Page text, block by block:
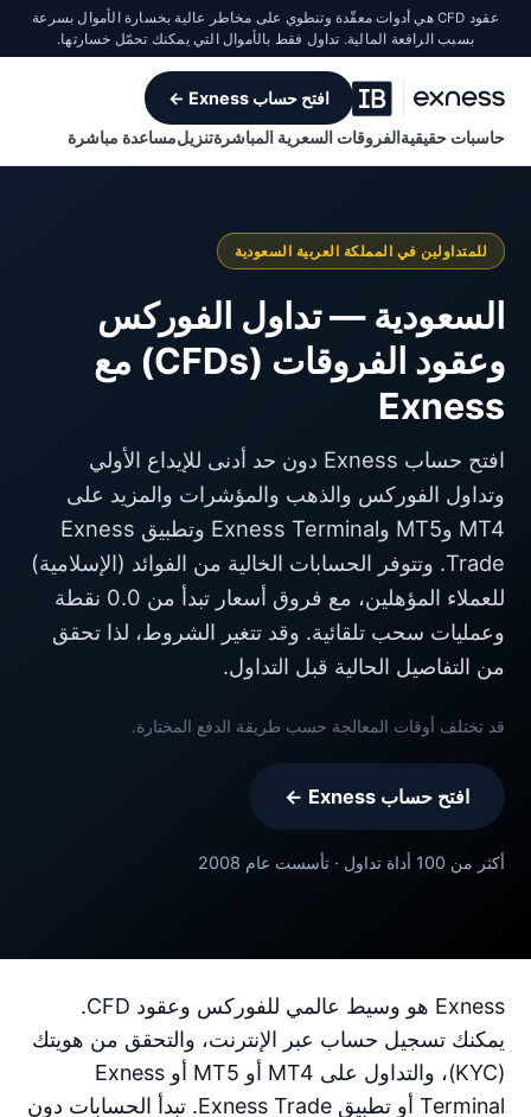
عقود CFD هي أدوات معقّدة وتنطوي على مخاطر عالية بخسارة الأموال بسرعة
بسبب الرافعة المالية. تداول فقط بالأموال التي يمكنك تحمّل خسارتها.
حاسبات حقيقية الفروقات السعرية المباشرةتنزيلمساعدة مباشرة
افتح حساب Exness ←
للمتداولين في المملكة العربية السعودية
السعودية — تداول الفوركس
وعقود الفروقات (CFDs) مع
Exness
افتح حساب Exness دون حد أدنى للإيداع الأولي
وتداول الفوركس والذهب والمؤشرات والمزيد على
MT4 وMT5 وExness Terminal وتطبيق Exness
Trade. وتتوفر الحسابات الخالية من الفوائد (الإسلامية)
للعملاء المؤهلين، مع فروق أسعار تبدأ من 0.0 نقطة
وعمليات سحب تلقائية. وقد تتغير الشروط، لذا تحقق
من التفاصيل الحالية قبل التداول.
قد تختلف أوقات المعالجة حسب طريقة الدفع المختارة.
افتح حساب Exness ←
أكثر من 100 أداة تداول · تأسست عام 2008
Exness هو وسيط عالمي للفوركس وعقود CFD.
يمكنك تسجيل حساب عبر الإنترنت، والتحقق من هويتك
(KYC)، والتداول على MT4 أو MT5 أو Exness
Terminal أو تطبيق Exness Trade. تبدأ الحسابات دون